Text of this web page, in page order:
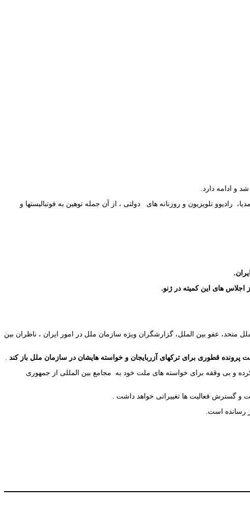
و ادامه دارد.
تلویزیون و روزنانه های دولتی ، از آن جمله توهین به فوتبالیستها و
های این کمیته در ژنو.
متحد، عفو بین الملل، گزارشگران ویژه سازمان ملل در امور ایران ، ناظران بین
پرونده قطوری برای ترکهای آزربایجان و خواسته هایشان در سازمان ملل باز کند .
و بی وقفه برای خواسته های ملت خود به مجامع بین المللی از جمهوری
و گسترش فعالیت ها تغییراتی خواهد داشت .
رسانده است.